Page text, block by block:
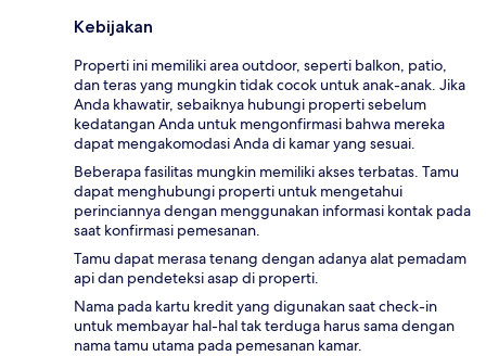
Kebijakan
Properti ini memiliki area outdoor, seperti balkon, patio,
dan teras yang mungkin tidak cocok untuk anak-anak. Jika
Anda khawatir, sebaiknya hubungi properti sebelum
kedatangan Anda untuk mengonfirmasi bahwa mereka
dapat mengakomodasi Anda di kamar yang sesuai.
Beberapa fasilitas mungkin memiliki akses terbatas. Tamu
dapat menghubungi properti untuk mengetahui
perinciannya dengan menggunakan informasi kontak pada
saat konfirmasi pemesanan.
Tamu dapat merasa tenang dengan adanya alat pemadam
api dan pendeteksi asap di properti.
Nama pada kartu kredit yang digunakan saat check-in
untuk membayar hal-hal tak terduga harus sama dengan
nama tamu utama pada pemesanan kamar.